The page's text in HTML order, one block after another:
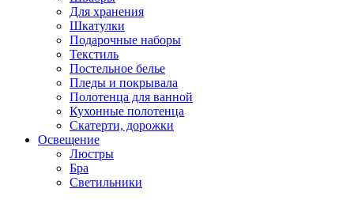
Для хранения
Шкатулки
Подарочные наборы
Текстиль
Постельное белье
Пледы и покрывала
Полотенца для ванной
Кухонные полотенца
Скатерти, дорожки
Освещение
Люстры
Бра
Светильники